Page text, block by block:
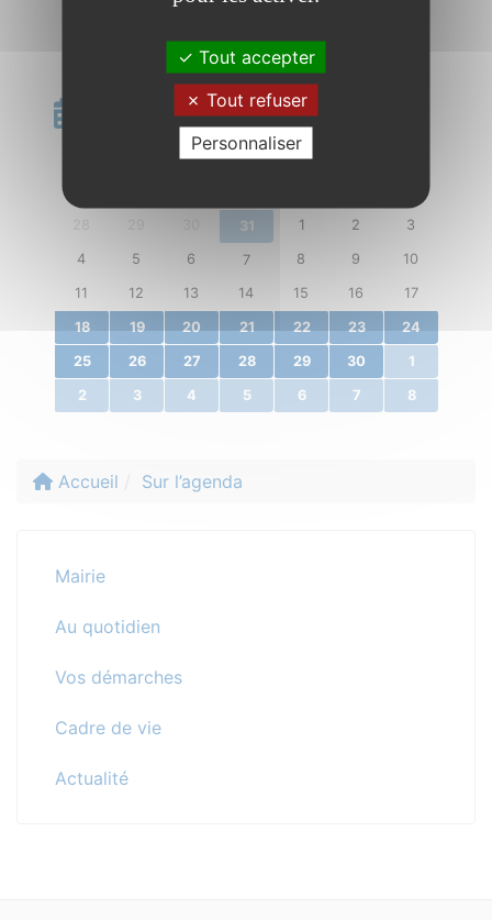
Calendrier
novembre 2019
31 1 2 3
4 5 6 7 8 9 10
11 12 13 14 15 16 17
18 19 20 21 22 23 24
25 26 27 28 29 30 1
2 3 4 5 6 7 8
Accueil Sur l’agenda
Mairie
Au quotidien
Vos démarches
Cadre de vie
Actualité
Tout accepter
Tout refuser
Personnaliser